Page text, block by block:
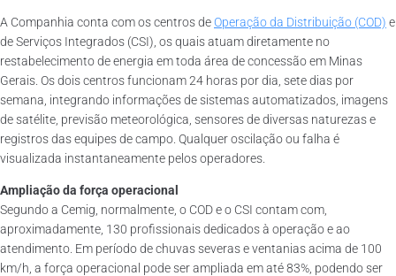
A Companhia conta com os centros deOperação da Distribuição (COD) e
de Serviços Integrados (CSI), os quais atuam diretamente no
restabelecimento de energia em toda área de concessão em Minas
Gerais. Os dois centros funcionam 24 horas por dia, sete dias por
semana, integrando informações de sistemas automatizados, imagens
de satélite, previsão meteorológica, sensores de diversas naturezas e
registros das equipes de campo. Qualquer oscilação ou falha é
visualizada instantaneamente pelos operadores.
Ampliação da força operacional
Segundo a Cemig, normalmente, o COD e o CSI contam com,
aproximadamente, 130 profissionais dedicados à operação e ao
atendimento. Em período de chuvas severas e ventanias acima de 100
km/h, a força operacional pode ser ampliada em até 83%, podendo ser